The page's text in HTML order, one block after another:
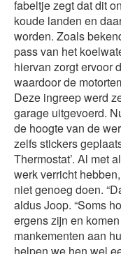
fabeltje zegt dat dit
koude landen en
worden. Zoals
pass van het
hiervan zorgt ervoor
waardoor de
Deze ingreep werd
garage uitgevoerd.
de hoogte van de
zelfs stickers
Thermostat’. Al met
werk verricht
niet genoeg doen.
aldus Joop. “Soms
ergens zijn en
mankementen aan